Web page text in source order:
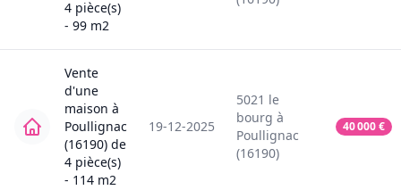
4 pièce(s)
- 99 m2
Vente
d'une
maison à
Poullignac
(16190) de
4 pièce(s)
- 114 m2
19-12-2025
5021 le
bourg à
Poullignac
(16190)
40 000€